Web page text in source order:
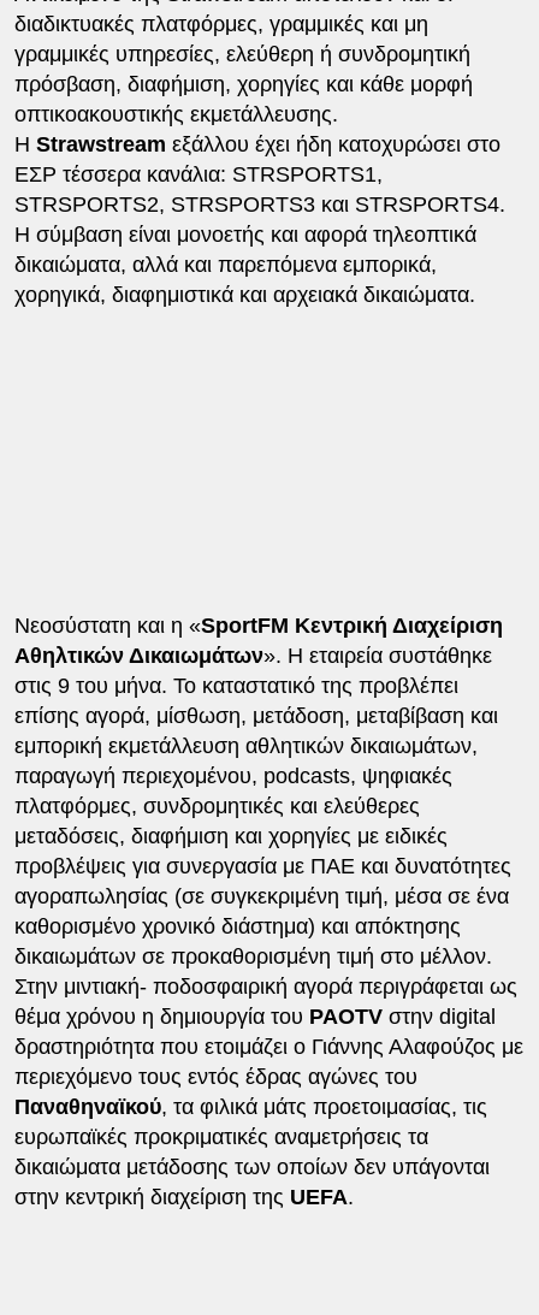
διαδικτυακές πλατφόρμες, γραμμικές και μη
γραμμικές υπηρεσίες, ελεύθερη ή συνδρομητική
πρόσβαση, διαφήμιση, χορηγίες και κάθε μορφή
οπτικοακουστικής εκμετάλλευσης.
H Strawstream εξάλλου έχει ήδη κατοχυρώσει στο
ΕΣΡ τέσσερα κανάλια: STRSPORTS1,
STRSPORTS2, STRSPORTS3 και STRSPORTS4.
Η σύμβαση είναι μονοετής και αφορά τηλεοπτικά
δικαιώματα, αλλά και παρεπόμενα εμπορικά,
χορηγικά, διαφημιστικά και αρχειακά δικαιώματα.
Νεοσύστατη και η «SportFM Κεντρική Διαχείριση
Αθηλτικών Δικαιωμάτων». Η εταιρεία συστάθηκε
στις 9 του μήνα. Το καταστατικό της προβλέπει
επίσης αγορά, μίσθωση, μετάδοση, μεταβίβαση και
εμπορική εκμετάλλευση αθλητικών δικαιωμάτων,
παραγωγή περιεχομένου, podcasts, ψηφιακές
πλατφόρμες, συνδρομητικές και ελεύθερες
μεταδόσεις, διαφήμιση και χορηγίες με ειδικές
προβλέψεις για συνεργασία με ΠΑΕ και δυνατότητες
αγοραπωλησίας (σε συγκεκριμένη τιμή, μέσα σε ένα
καθορισμένο χρονικό διάστημα) και απόκτησης
δικαιωμάτων σε προκαθορισμένη τιμή στο μέλλον.
Στην μιντιακή- ποδοσφαιρική αγορά περιγράφεται ως
θέμα χρόνου η δημιουργία του PAOTVστην digital
δραστηριότητα που ετοιμάζει ο Γιάννης Αλαφούζος με
περιεχόμενο τους εντός έδρας αγώνες του
Παναθηναϊκού, τα φιλικά μάτς προετοιμασίας, τις
ευρωπαϊκές προκριματικές αναμετρήσεις τα
δικαιώματα μετάδοσης των οποίων δεν υπάγονται
στην κεντρική διαχείριση της UEFA.